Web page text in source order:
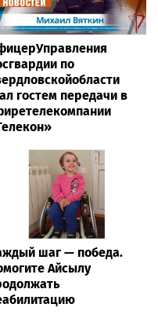
по
гостем передачи в
шаг — победа.
Айсылу